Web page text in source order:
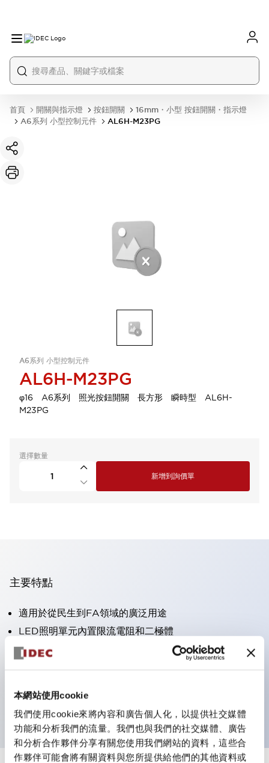
本網站使用cookie
我們使用cookie來將內容和廣告個人化，以提供社交媒體
功能和分析我們的流量。我們也與我們的社交媒體、廣告
和分析合作夥伴分享有關您使用我們網站的資料，這些合
作夥伴可能會將有關資料與您所提供給他們的其他資料或
首頁 開關與指示燈 按鈕開關
16mm・小型 按鈕開關・指示燈
A6系列 小型控制元件
AL6H-M23PG
A6系列 小型控制元件
AL6H-M23PG
φ16 A6系列 照光按鈕開關 長方形 瞬時型 AL6H-
M23PG
選擇數量
新增到詢價單
主要特點
適用於從民生到FA領域的廣泛用途
LED照明單元內置限流電阻和二極體
防護結構具備IP40和IP65等級。（IEC 60529）
獲得UL・CSA認證。符合EN（歐洲）標準。 獲得CCC
可使用專用配件輕鬆更換為Φ22閃光輪廓